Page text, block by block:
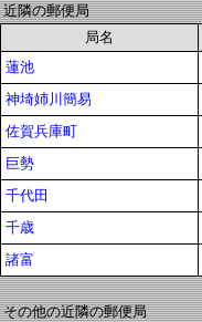
近隣の郵便局
局名
蓮池
神埼姉川簡易
佐賀兵庫町
巨勢
千代田
千歳
諸富
その他の近隣の郵便局